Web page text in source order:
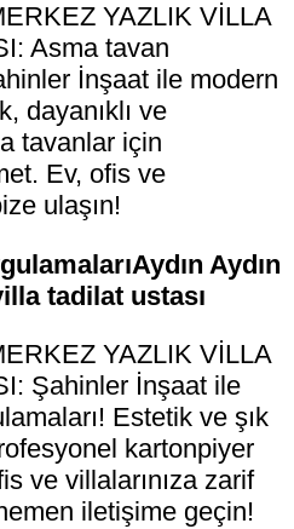
YAZLIK VİLLA
Asma tavan
İnşaat ile modern
dayanıklı ve
tavanlar için
Ev, ofis ve
ulaşın!
Aydın
tadilat ustası
YAZLIK VİLLA
Şahinler İnşaat ile
Estetik ve şık
kartonpiyer
ve villalarınıza zarif
iletişime geçin!